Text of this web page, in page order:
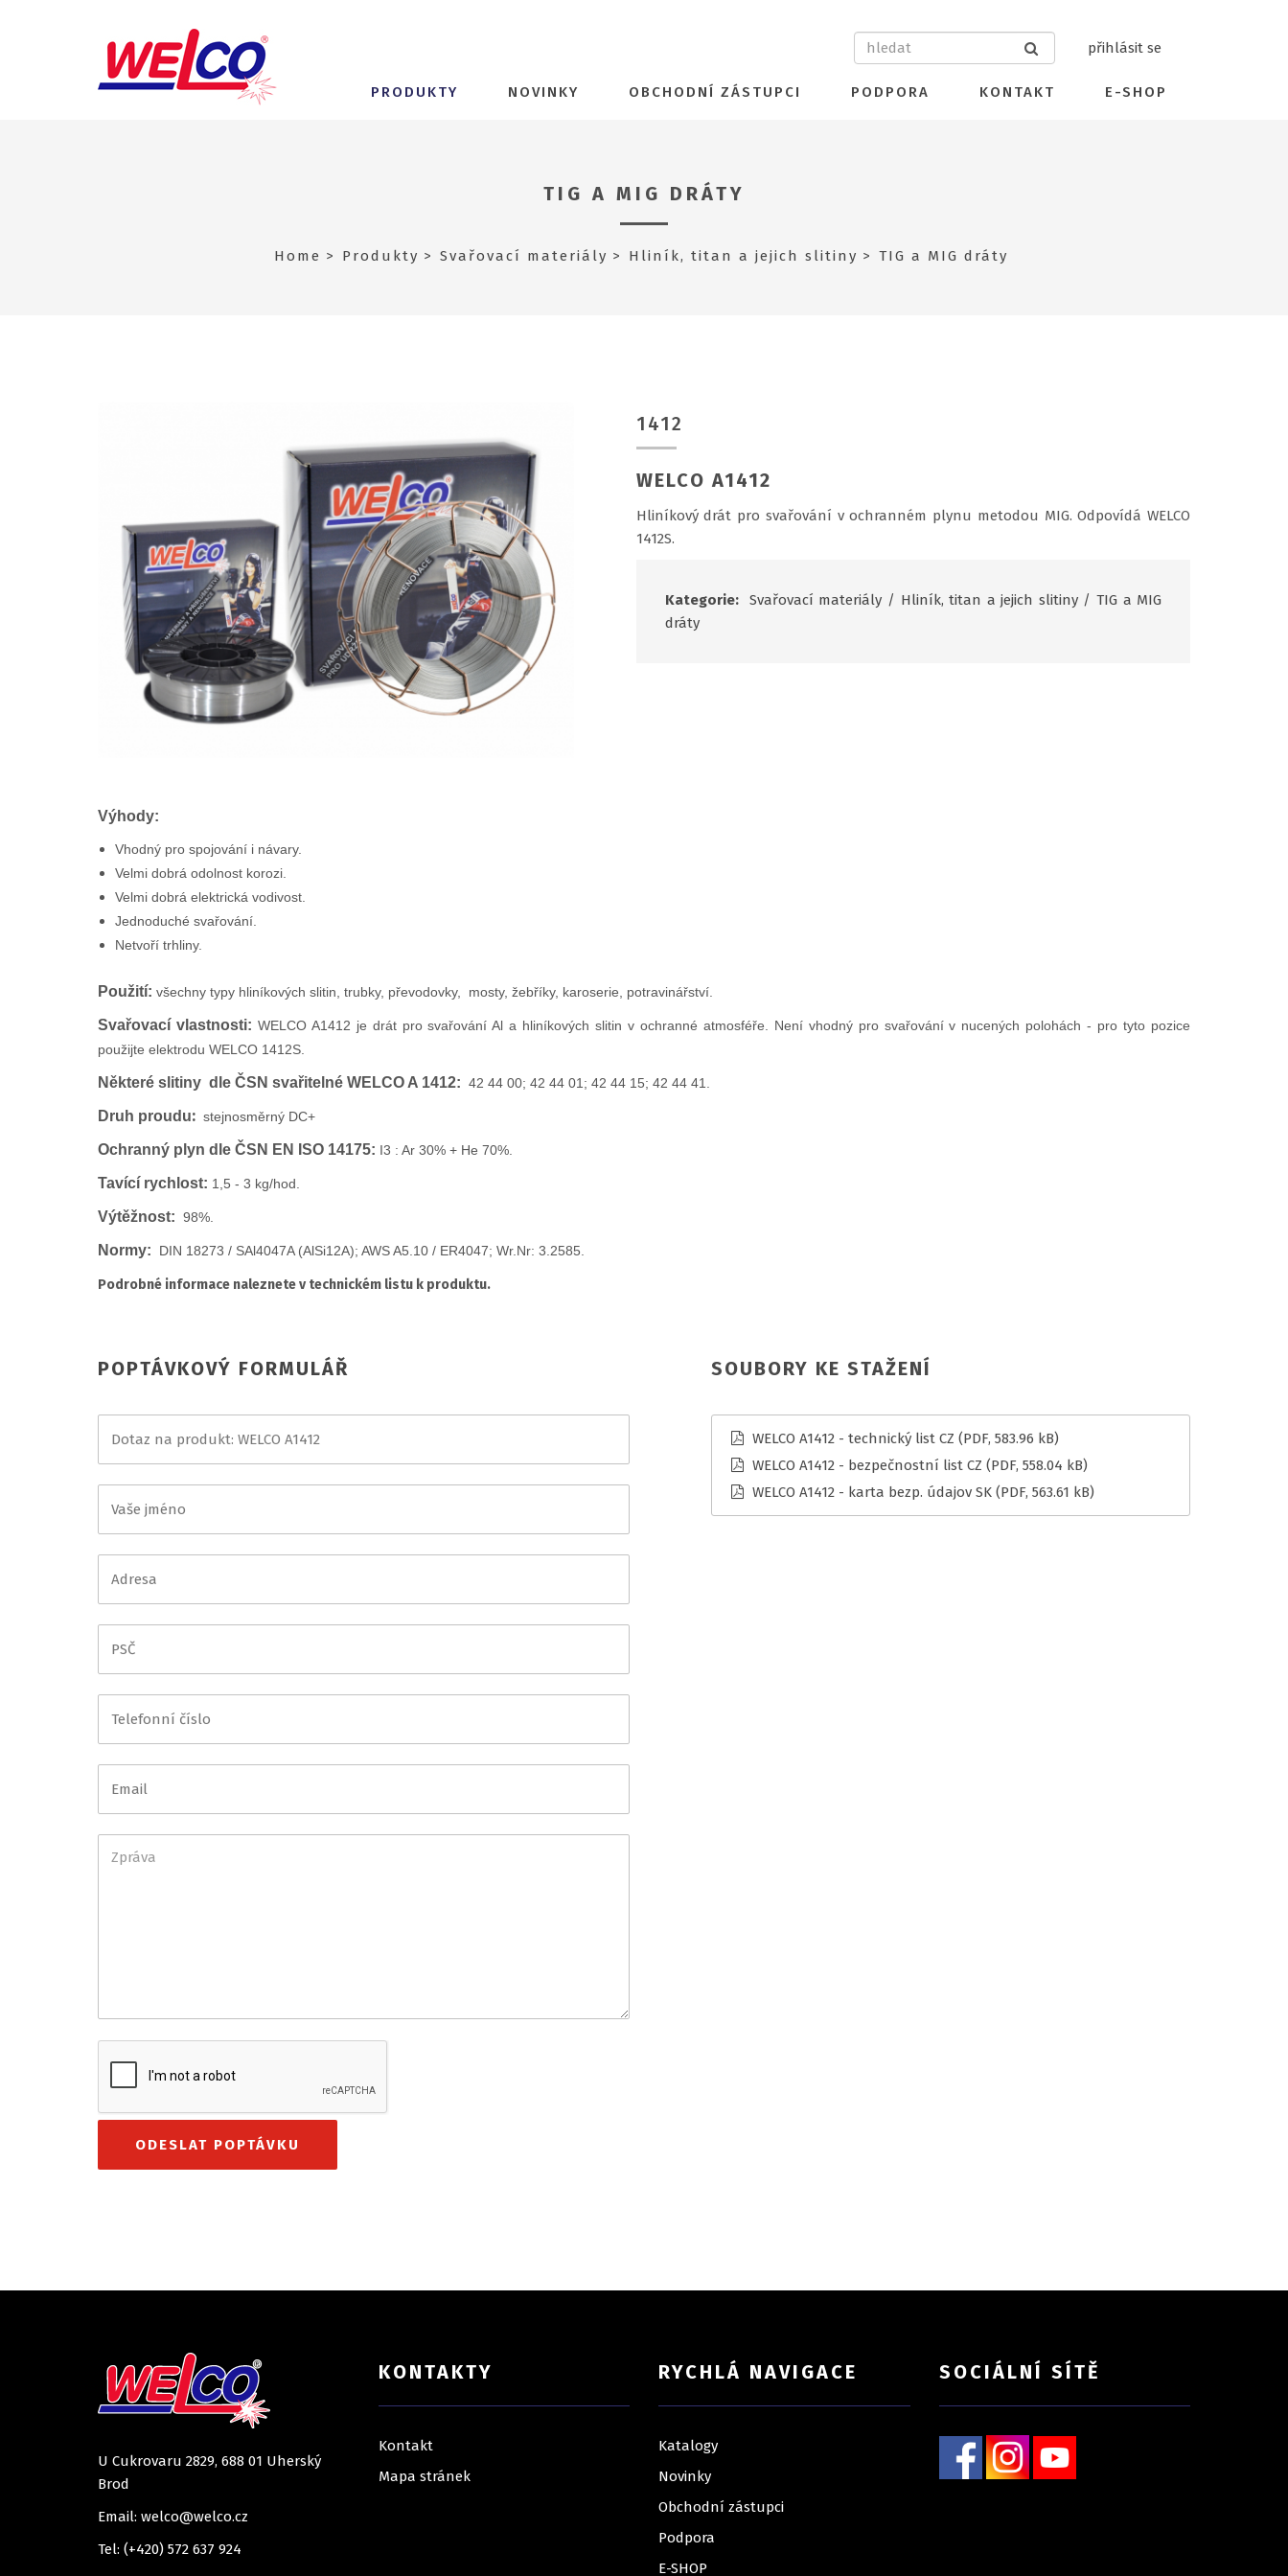
přihlásit se
PRODUKTY NOVINKY OBCHODNÍ ZÁSTUPCI PODPORA KONTAKT E-SHOP
TIG A MIG DRÁTY
Home Produkty Svařovací materiály Hliník, titan a jejich slitiny TIG a MIG dráty
1412
WELCO A1412
Hliníkový drát pro svařování v ochranném plynu metodou MIG. Odpovídá WELCO
1412S.
Kategorie: Svařovací materiály / Hliník, titan a jejich slitiny/ TIG a MIG
dráty
Výhody:
Vhodný pro spojování i návary.
Velmi dobrá odolnost korozi.
Velmi dobrá elektrická vodivost.
Jednoduché svařování.
Netvoří trhliny.
Použití: všechny typy hliníkových slitin, trubky, převodovky, mosty, žebříky, karoserie, potravinářství.
Svařovací vlastnosti: WELCO A1412 je drát pro svařování Al a hliníkových slitin v ochranné atmosféře. Není vhodný pro svařování v nucených polohách - pro tyto pozice
použijte elektrodu WELCO 1412S.
Některé slitiny dle ČSN svařitelné WELCO A 1412: 42 44 00; 42 44 01; 42 44 15; 42 44 41.
Druh proudu: stejnosměrný DC+
Ochranný plyn dle ČSN EN ISO 14175: I3 : Ar 30% + He 70%.
Tavící rychlost: 1,5 - 3 kg/hod.
Výtěžnost: 98%.
Normy: DIN 18273 / SAl4047A (AlSi12A); AWS A5.10 / ER4047; Wr.Nr: 3.2585.
Podrobné informace naleznete v technickém listu k produktu.
SOUBORY KE STAŽENÍ
WELCO A1412 - technický list CZ (PDF, 583.96 kB)
WELCO A1412 - bezpečnostní list CZ (PDF, 558.04 kB)
WELCO A1412 - karta bezp. údajov SK (PDF, 563.61 kB)
POPTÁVKOVÝ FORMULÁŘ
U Cukrovaru 2829, 688 01 Uherský
Brod
Email: welco@welco.cz
Tel: (+420) 572 637 924
KONTAKTY
Kontakt
Mapa stránek
RYCHLÁ NAVIGACE
Katalogy
Novinky
Obchodní zástupci
Podpora
E-SHOP
SOCIÁLNÍ SÍTĚ